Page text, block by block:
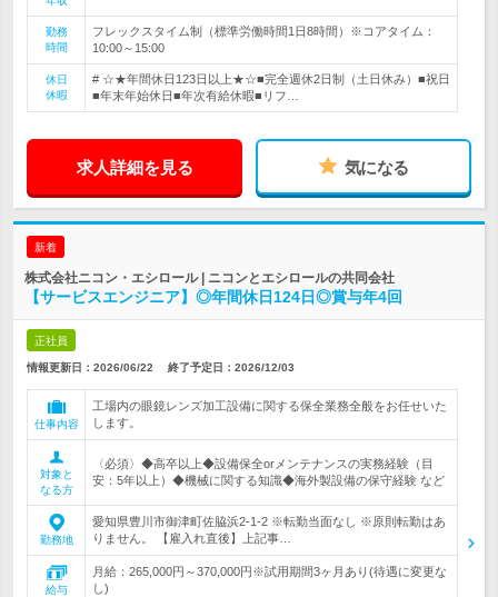
勤務
時間
フレックスタイム制（標準労働時間1日8時間）※コアタイム：
10:00～15:00
休日
休暇
# ☆★年間休日123日以上★☆■完全週休2日制（土日休み）■祝日
■年末年始休日■年次有給休暇■リフ…
求人詳細を見る 気になる
新着
株式会社ニコン・エシロール | ニコンとエシロールの共同会社
【サービスエンジニア】◎年間休日124日◎賞与年4回
正社員
情報更新日：2026/06/22 終了予定日： 2026/12/03
仕事内容
工場内の眼鏡レンズ加工設備に関する保全業務全般をお任せいた
します。
対象と
なる方
〈必須〉◆高卒以上◆設備保全orメンテナンスの実務経験（目
安：5年以上）◆機械に関する知識◆海外製設備の保守経験 など
勤務地
愛知県豊川市御津町佐脇浜2-1‐2 ※転勤当面なし ※原則転勤はあ
りません。 【雇入れ直後】上記事…
給与
月給：265,000円～370,000円※試用期間3ヶ月あり(待遇に変更な
し)